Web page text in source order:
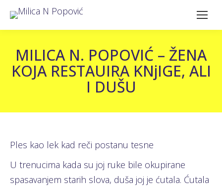
MILICA N. POPOVIĆ – ŽENA
KOJA RESTAUIRA KNjIGE, ALI
I DUŠU
Ples kao lek kad reči postanu tesne
U trenucima kada su joj ruke bile okupirane
spasavanjem starih slova, duša joj je ćutala. Ćutala